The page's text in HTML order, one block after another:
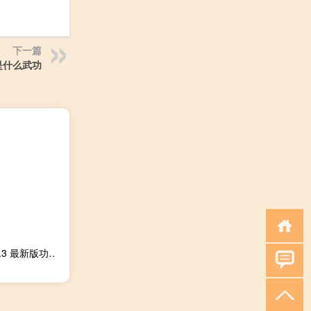
下一篇
么武功
攻城掠地小黑辅助 V3.9.3 最新版（攻城掠地小黑辅助 V3.9.3 最新版功能简介）